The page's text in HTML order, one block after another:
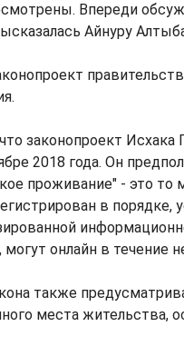
Впереди
Айнуру
законопроект
2018 года. Он
проживание" - это то
в
могут онлайн в течение
также
места жительства,